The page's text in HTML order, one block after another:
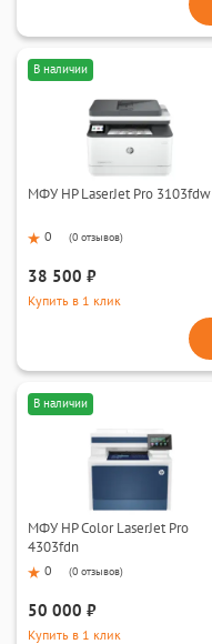
В наличии
МФУ HP LaserJet Pro 3103fdw
0 (0 отзывов)
38 500 ₽
Купить в 1 клик
В наличии
МФУ HP Color LaserJet Pro
4303fdn
0 (0 отзывов)
50 000 ₽
Купить в 1 клик